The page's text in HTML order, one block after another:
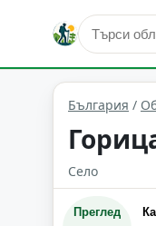
Горица
България /
Село
Преглед